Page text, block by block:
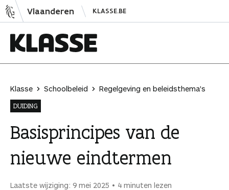
N
a
Vlaanderen KLASSE.BE
a
s
s
e
Klasse Schoolbeleid
Regelgeving en beleidsthema's
DUIDING
Basisprincipes van de
nieuwe eindtermen
Laatste wijziging: 9 mei 2025 4 minuten lezen